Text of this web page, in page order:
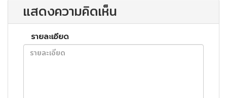
แสดงความคิดเห็น
รายละเอียด